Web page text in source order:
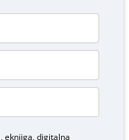
eknjiga, digitalna